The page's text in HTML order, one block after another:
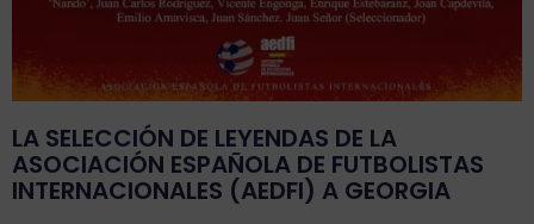
LA SELECCIÓN DE LEYENDAS DE LA
ASOCIACIÓN ESPAÑOLA DE FUTBOLISTAS
INTERNACIONALES (AEDFI) A GEORGIA